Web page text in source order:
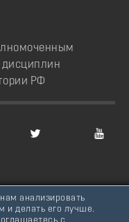
РФ
анализировать
и делать его лучше.